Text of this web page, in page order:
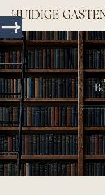
HUIDIGE
HOLLAND B.V.TAFEL